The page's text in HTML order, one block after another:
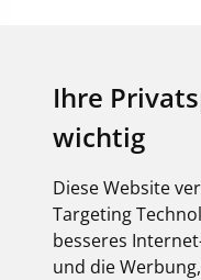
Ihre
wichtig
Diese Website
Targeting
besseres
und die